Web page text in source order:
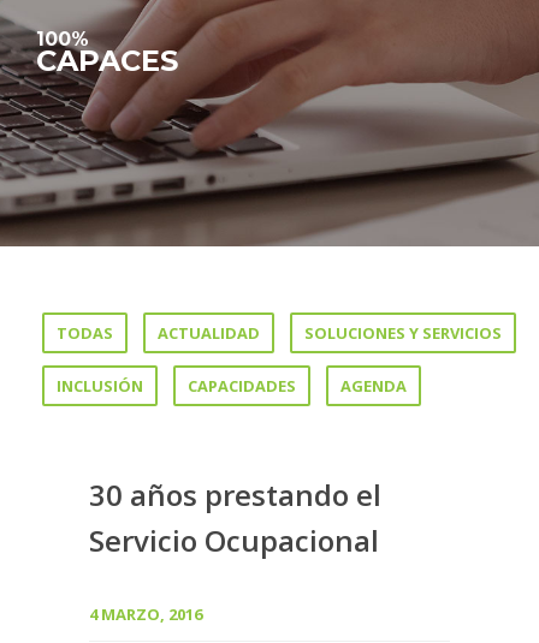
100%
CAPACES
TODAS ACTUALIDAD SOLUCIONES Y SERVICIOS
INCLUSIÓN CAPACIDADES AGENDA
30 años prestando el
Servicio Ocupacional
4 MARZO, 2016